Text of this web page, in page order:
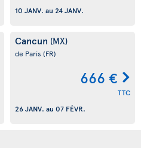
10 JANV. au 24 JANV.
Cancun (MX)
de Paris (FR)
666 €
TTC
26 JANV. au 07 FÉVR.